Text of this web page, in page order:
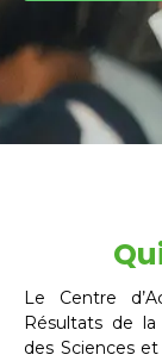
Le Centre
Résultats de
des Sciences